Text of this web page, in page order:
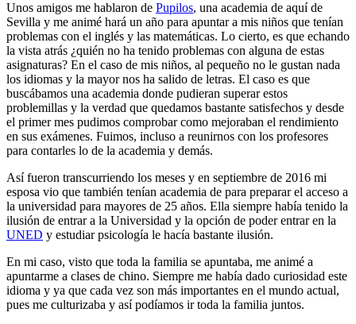
Unos amigos me hablaron de Pupilos, una academia de aquí de
Sevilla y me animé hará un año para apuntar a mis niños que tenían
problemas con el inglés y las matemáticas. Lo cierto, es que echando
la vista atrás ¿quién no ha tenido problemas con alguna de estas
asignaturas? En el caso de mis niños, al pequeño no le gustan nada
los idiomas y la mayor nos ha salido de letras. El caso es que
buscábamos una academia donde pudieran superar estos
problemillas y la verdad que quedamos bastante satisfechos y desde
el primer mes pudimos comprobar como mejoraban el rendimiento
en sus exámenes. Fuimos, incluso a reunirnos con los profesores
para contarles lo de la academia y demás.
Así fueron transcurriendo los meses y en septiembre de 2016 mi
esposa vio que también tenían academia de para preparar el acceso a
la universidad para mayores de 25 años. Ella siempre había tenido la
ilusión de entrar a la Universidad y la opción de poder entrar en la
UNED y estudiar psicología le hacía bastante ilusión.
En mi caso, visto que toda la familia se apuntaba, me animé a
apuntarme a clases de chino. Siempre me había dado curiosidad este
idioma y ya que cada vez son más importantes en el mundo actual,
pues me culturizaba y así podíamos ir toda la familia juntos.